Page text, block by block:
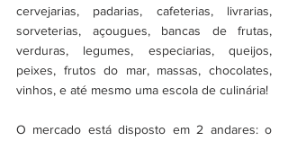
cervejarias, padarias, cafeterias, livrarias,
sorveterias, açougues, bancas de frutas,
verduras, legumes, especiarias, queijos,
peixes, frutos do mar, massas, chocolates,
vinhos, e até mesmo uma escola de culinária!
O mercado está disposto em 2 andares: o